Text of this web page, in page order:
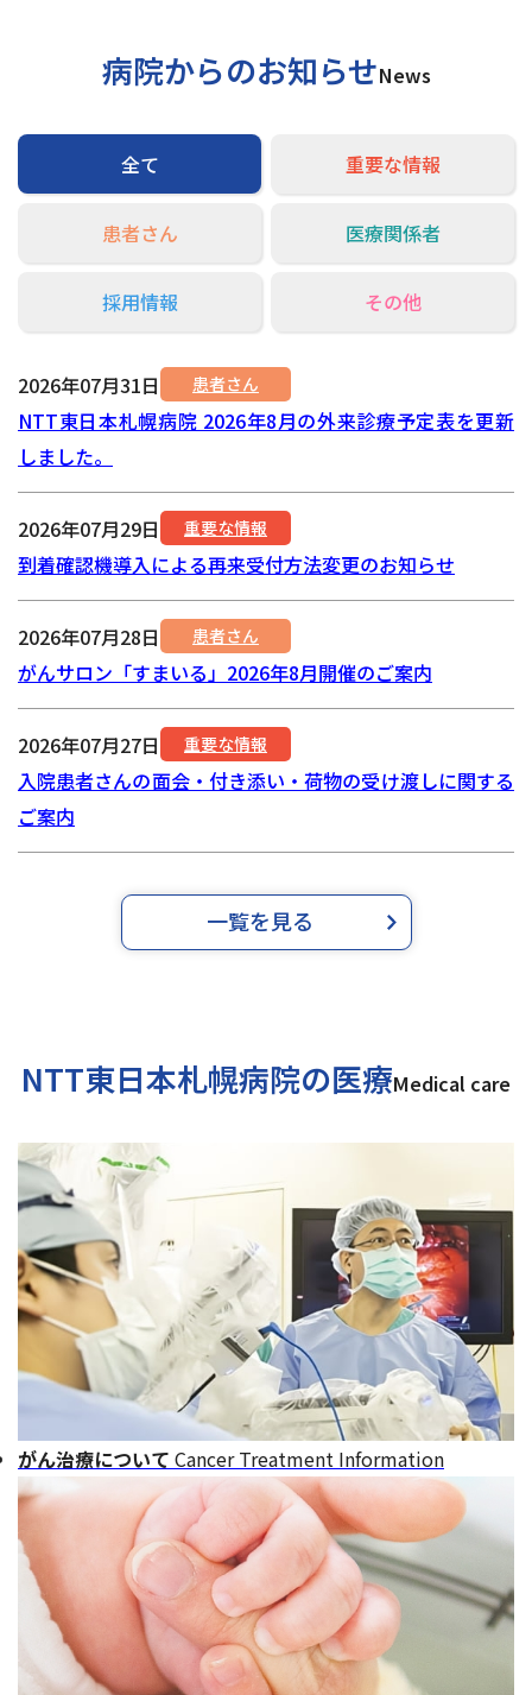
病院からのお知らせNews
全て 重要な情報
患者さん 医療関係者
採用情報 その他
2026年07月31日 患者さん
NTT東日本札幌病院 2026年8月の外来診療予定表を更新
しました。
2026年07月29日 重要な情報
到着確認機導入による再来受付方法変更のお知らせ
2026年07月28日 患者さん
がんサロン「すまいる」2026年8月開催のご案内
2026年07月27日 重要な情報
入院患者さんの面会・付き添い・荷物の受け渡しに関する
ご案内
一覧を見る
NTT東日本札幌病院の医療Medical care
がん治療について Cancer Treatment Information